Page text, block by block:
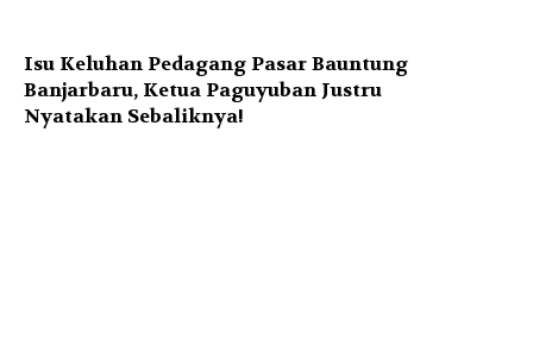
Isu Keluhan Pedagang Pasar Bauntung
Banjarbaru, Ketua Paguyuban Justru
Nyatakan Sebaliknya!